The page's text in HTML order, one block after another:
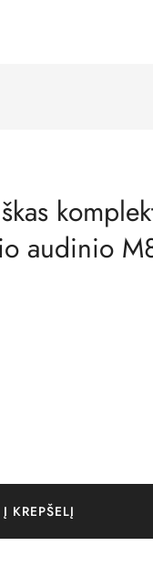
audinio
Į KREPŠELĮ